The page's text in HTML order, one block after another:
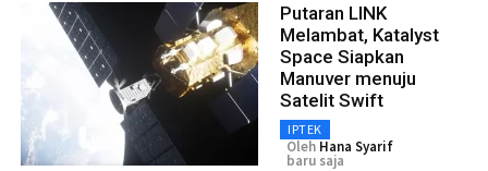
Putaran LINK
Melambat, Katalyst
Space Siapkan
Manuver menuju
Satelit Swift
IPTEK
Oleh Hana Syarif
baru saja